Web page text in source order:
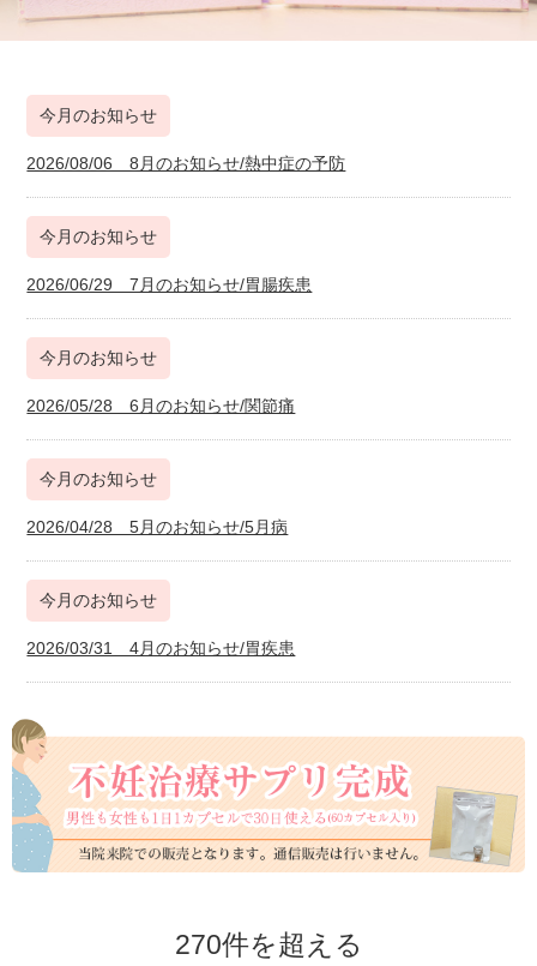
今月のお知らせ
2026/08/06 8月のお知らせ/熱中症の予防
今月のお知らせ
2026/06/29 7月のお知らせ/胃腸疾患
今月のお知らせ
2026/05/28 6月のお知らせ/関節痛
今月のお知らせ
2026/04/28 5月のお知らせ/5月病
今月のお知らせ
2026/03/31 4月のお知らせ/胃疾患
270件を超える